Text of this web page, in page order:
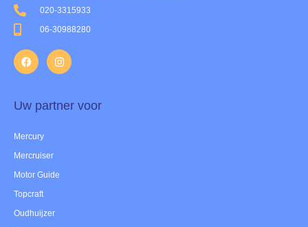
020-3315933
06-30988280
Uw partner voor
Mercury
Mercruiser
Motor Guide
Topcraft
Oudhuijzer